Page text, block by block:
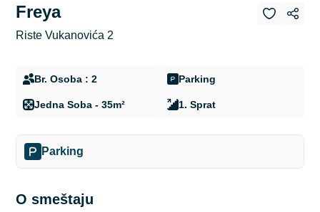
Freya
Riste Vukanovića 2
Br. Osoba : 2 Parking
Jedna Soba - 35m² 1. Sprat
Parking
O smeštaju